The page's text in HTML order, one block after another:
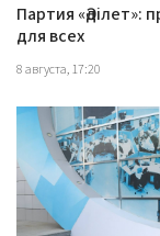
Партия «Әділет»:
для всех
8 августа, 17:20